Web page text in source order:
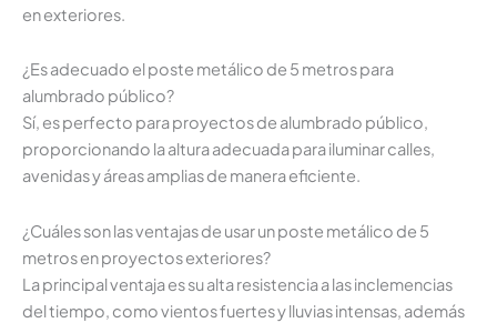
en exteriores.
¿Es adecuado el poste metálico de 5 metros para
alumbrado público?
Sí, es perfecto para proyectos de alumbrado público,
proporcionando la altura adecuada para iluminar calles,
avenidas y áreas amplias de manera eficiente.
¿Cuáles son las ventajas de usar un poste metálico de 5
metros en proyectos exteriores?
La principal ventaja es su alta resistencia a las inclemencias
del tiempo, como vientos fuertes y lluvias intensas, además